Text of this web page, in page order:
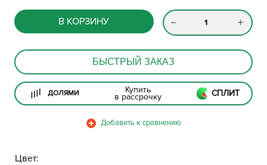
В КОРЗИНУ
БЫСТРЫЙ ЗАКАЗ
ДОЛЯМИ Купить
в рассрочку СПЛИТ
Цвет: